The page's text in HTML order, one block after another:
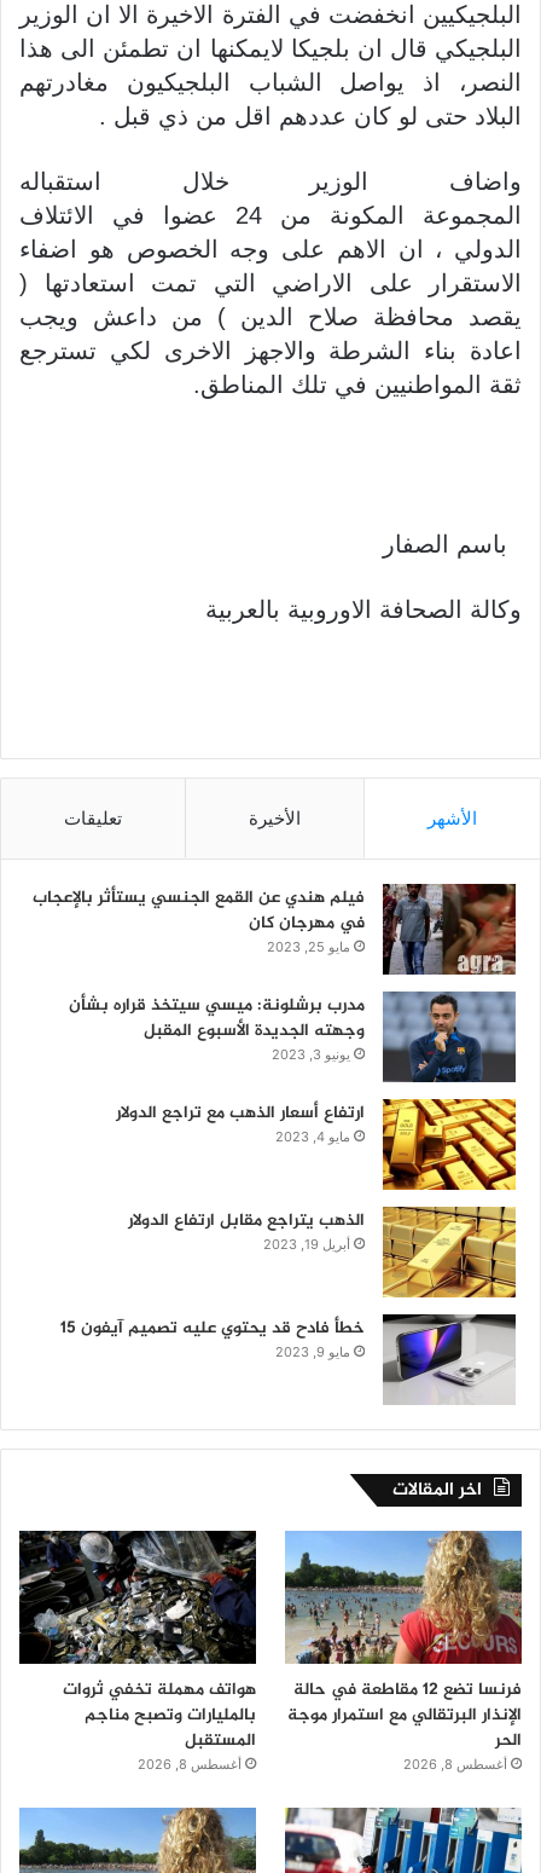
البلجيكيين انخفضت في الفترة الاخيرة الا ان الوزير
البلجيكي قال ان بلجيكا لايمكنها ان تطمئن الى هذا
النصر، اذ يواصل الشباب البلجيكيون مغادرتهم
البلاد حتى لو كان عددهم اقل من ذي قبل .
واضاف الوزير خلال استقباله
المجموعة المكونة من 24 عضوا في الائتلاف
الدولي ، ان الاهم على وجه الخصوص هو اضفاء
الاستقرار على الاراضي التي تمت استعادتها (
يقصد محافظة صلاح الدين ) من داعش ويجب
اعادة بناء الشرطة والاجهز الاخرى لكي تسترجع
ثقة المواطنيين في تلك المناطق.
باسم الصفار
وكالة الصحافة الاوروبية بالعربية
الأشهر الأخيرة تعليقات
فيلم هندي عن القمع الجنسي يستأثر بالإعجاب
في مهرجان كان
مايو 25, 2023
مدرب برشلونة: ميسي سيتخذ قراره بشأن
وجهته الجديدة الأسبوع المقبل
يونيو 3, 2023
ارتفاع أسعار الذهب مع تراجع الدولار
مايو 4, 2023
الذهب يتراجع مقابل ارتفاع الدولار
أبريل 19, 2023
خطأ فادح قد يحتوي عليه تصميم آيفون 15
مايو 9, 2023
اخر المقالات
فرنسا تضع 12 مقاطعة في حالة
الإنذار البرتقالي مع استمرار موجة
الحر
أغسطس 8, 2026
هواتف مهملة تخفي ثروات
بالمليارات وتصبح مناجم
المستقبل
أغسطس 8, 2026